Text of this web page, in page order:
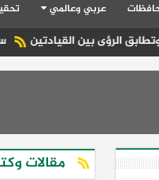
عربي وعالمي
ساعه لولادنا القيادتين
مقالات